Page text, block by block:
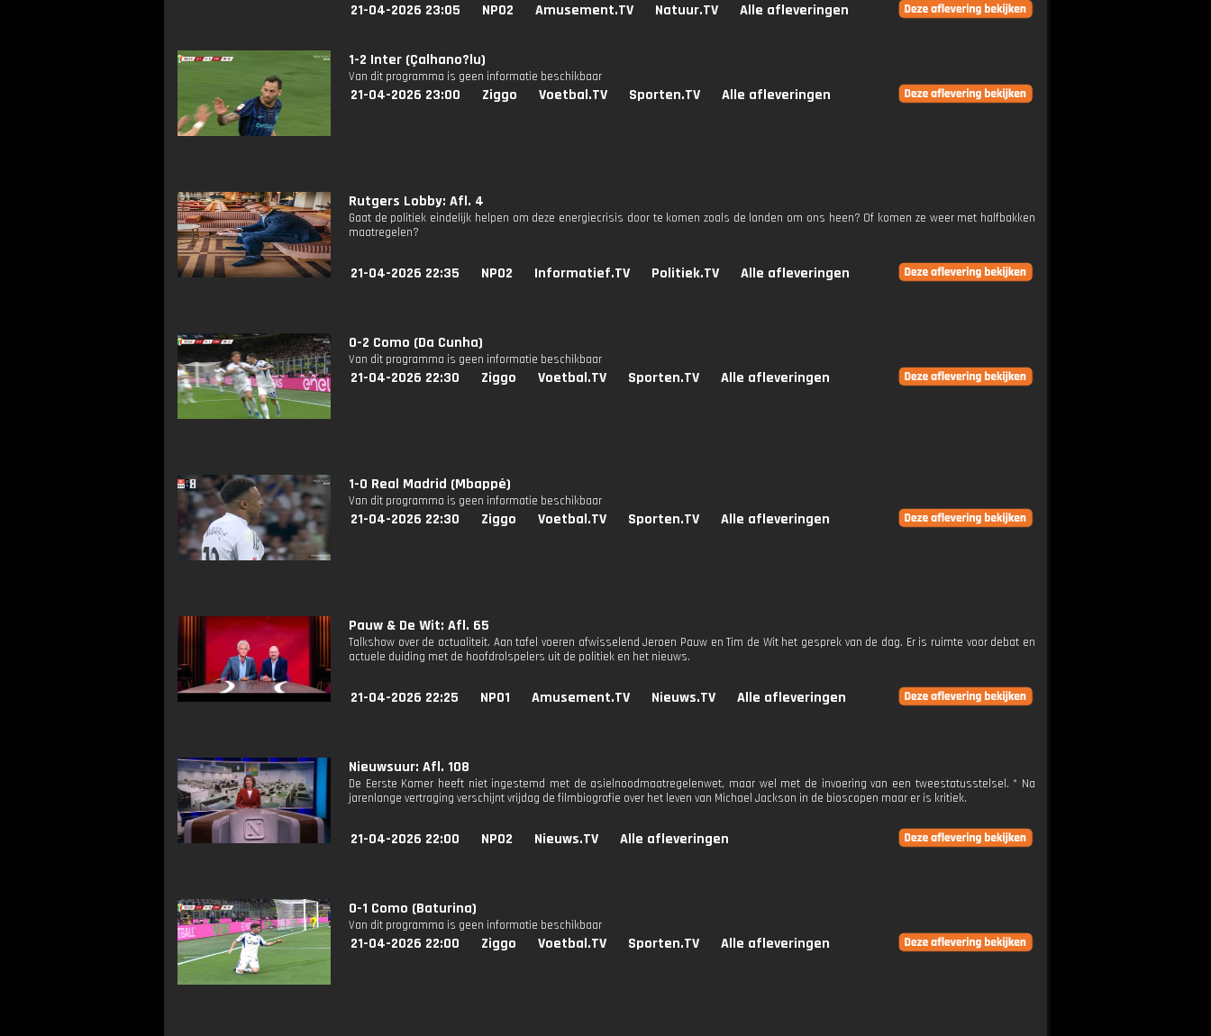
21-04-2026 23:05 NPO2 Amusement.TV Natuur.TV Alle afleveringen
1-2 Inter (Çalhano?lu)
Van dit programma is geen informatie beschikbaar
21-04-2026 23:00 Ziggo Voetbal.TV Sporten.TV Alle afleveringen
Rutgers Lobby: Afl. 4
Gaat de politiek eindelijk helpen om deze energiecrisis door te komen zoals de landen om ons heen? Of komen ze weer met halfbakken
maatregelen?
21-04-2026 22:35 NPO2 Informatief.TV Politiek.TV Alle afleveringen
0-2 Como (Da Cunha)
Van dit programma is geen informatie beschikbaar
21-04-2026 22:30 Ziggo Voetbal.TV Sporten.TV Alle afleveringen
1-0 Real Madrid (Mbappé)
Van dit programma is geen informatie beschikbaar
21-04-2026 22:30 Ziggo Voetbal.TV Sporten.TV Alle afleveringen
Pauw & De Wit: Afl. 65
Talkshow over de actualiteit. Aan tafel voeren afwisselend Jeroen Pauw en Tim de Wit het gesprek van de dag. Er is ruimte voor debat en
actuele duiding met de hoofdrolspelers uit de politiek en het nieuws.
21-04-2026 22:25 NPO1 Amusement.TV Nieuws.TV Alle afleveringen
Nieuwsuur: Afl. 108
De Eerste Kamer heeft niet ingestemd met de asielnoodmaatregelenwet, maar wel met de invoering van een tweestatusstelsel. * Na
jarenlange vertraging verschijnt vrijdag de filmbiografie over het leven van Michael Jackson in de bioscopen maar er is kritiek.
21-04-2026 22:00 NPO2 Nieuws.TV Alle afleveringen
0-1 Como (Baturina)
Van dit programma is geen informatie beschikbaar
21-04-2026 22:00 Ziggo Voetbal.TV Sporten.TV Alle afleveringen